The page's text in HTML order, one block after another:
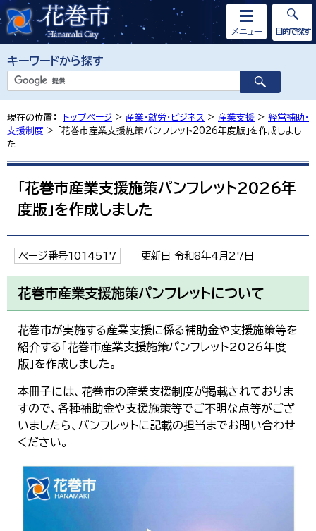
キーワードから探す
メニュー 目的で探す
現在の位置： トップページ > 産業・就労・ビジネス > 産業支援 > 経営補助・
支援制度 > 「花巻市産業支援施策パンフレット2026年度版」を作成しまし
た
「花巻市産業支援施策パンフレット2026年
度版」を作成しました
ページ番号1014517 更新日 令和8年4月27日
花巻市産業支援施策パンフレットについて
花巻市が実施する産業支援に係る補助金や支援施策等を
紹介する「花巻市産業支援施策パンフレット2026年度
版」を作成しました。
本冊子には、花巻市の産業支援制度が掲載されておりま
すので、各種補助金や支援施策等でご不明な点等がござ
いましたら、パンフレットに記載の担当までお問い合わせ
ください。